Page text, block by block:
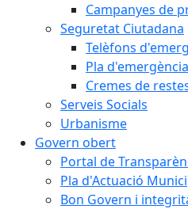
Campanyes de
Seguretat Ciutadana
Telèfons
Pla
Cremes de
Serveis Socials
Urbanisme
Govern obert
Portal de
Pla d'Actuació
Bon Govern i